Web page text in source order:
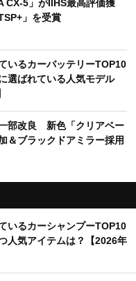
CX-5」がIIHS最高評価獲
」を受賞
いるカーバッテリーTOP10
選ばれている人気モデル
部改良 新色「クリアベー
＆ブラックドアミラー採用
いるカーシャンプーTOP10
人気アイテムは？【2026年